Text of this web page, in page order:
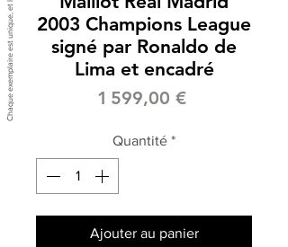
2003 Champions League
signé par Ronaldo de
Lima et encadré
1 599,00 €Prix
Quantité *
Ajouter au panier